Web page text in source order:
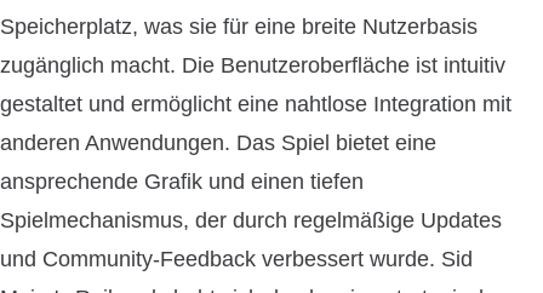
Speicherplatz, was sie für eine breite Nutzerbasis
zugänglich macht. Die Benutzeroberfläche ist intuitiv
gestaltet und ermöglicht eine nahtlose Integration mit
anderen Anwendungen. Das Spiel bietet eine
ansprechende Grafik und einen tiefen
Spielmechanismus, der durch regelmäßige Updates
und Community-Feedback verbessert wurde. Sid